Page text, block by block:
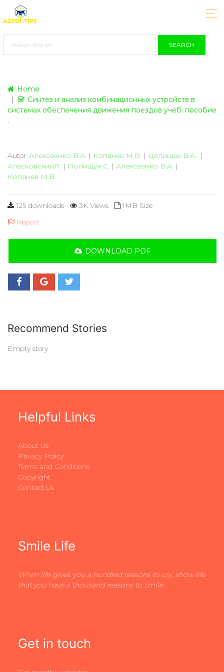
SEARCH
Home
Синтез и анализ комбинационных устройств в
системах обеспечения движения поездов учеб. пособие
.
Autor Алексеенко В.А. | Копанев М.В. | Целищев В.А.. |
АлесковскийЛ. | Полищук С. | Алексеенко В.А. |
Копанев М.В.
125 downloads 3K Views
1MB Size
Report
DOWNLOAD PDF
Recommend Stories
Empty story
Helpful Links
About Us
Privacy Policy
Terms and Conditions
Copyright
Contact Us
Smile Life
When life gives you a hundred reasons to cry, show life
that you have a thousand reasons to smile
Get in touch